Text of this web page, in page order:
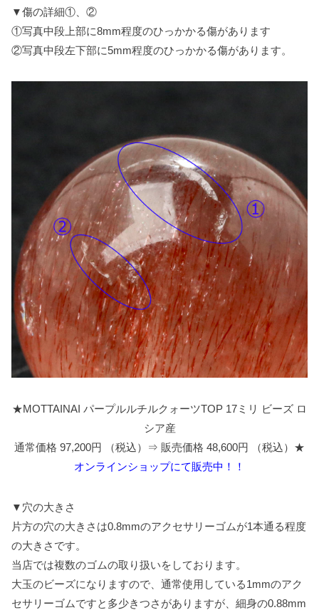
▼傷の詳細①、②
①写真中段上部に8mm程度のひっかかる傷があります
②写真中段左下部に5mm程度のひっかかる傷があります。
★MOTTAINAI パープルルチルクォーツTOP 17ミリ ビーズ ロ
シア産
通常価格 97,200円 （税込）⇒ 販売価格 48,600円 （税込）★
オンラインショップにて販売中！！
▼穴の大きさ
片方の穴の大きさは0.8mmのアクセサリーゴムが1本通る程度
の大きさです。
当店では複数のゴムの取り扱いをしております。
大玉のビーズになりますので、通常使用している1mmのアク
セサリーゴムですと多少きつさがありますが、細身の0.88mm